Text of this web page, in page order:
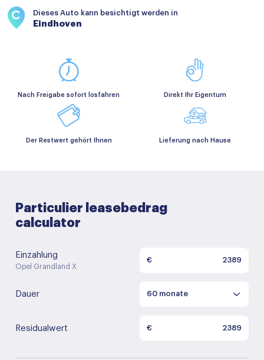
Dieses Auto kann besichtigt werden in
Eindhoven
Nach Freigabe sofort losfahren Direkt Ihr Eigentum
Der Restwert gehört Ihnen Lieferung nach Hause
Particulier leasebedrag
calculator
Einzahlung
Opel Grandland X
€
Dauer
Residualwert €